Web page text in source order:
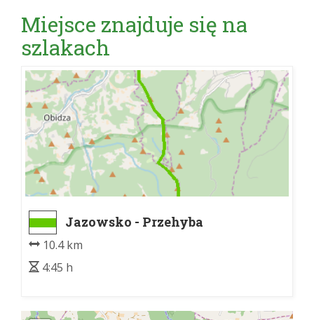
Miejsce znajduje się na
szlakach
Jazowsko - Przehyba
10.4 km
4:45 h